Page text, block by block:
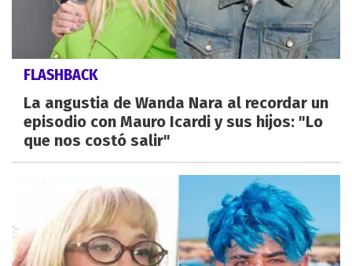
FLASHBACK
La angustia de Wanda Nara al recordar un
episodio con Mauro Icardi y sus hijos: "Lo
que nos costó salir"